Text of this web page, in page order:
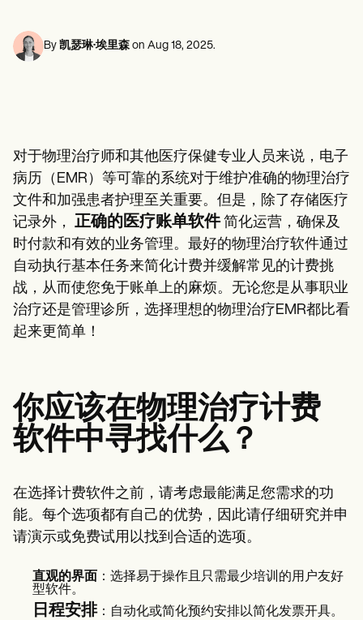
心理学家
护士
对比
应用程序指南
ICD 代码
Procedure Codes
超级账单模板
SOAP 笔记模板
治疗计划模板
Informed Consent Form
Social Work Treatment Plans
DAR Note Template
Patient Visit Summary Template
Webinars
Switch to Carepatron
Become a Partner
Pricing
Get started
By 凯瑟琳·埃里森 on Aug 18, 2025.
对于物理治疗师和其他医疗保健专业人员来说，电子
病历（EMR）等可靠的系统对于维护准确的物理治疗
文件和加强患者护理至关重要。但是，除了存储医疗
记录外， 正确的医疗账单软件简化运营，确保及
时付款和有效的业务管理。最好的物理治疗软件通过
自动执行基本任务来简化计费并缓解常见的计费挑
战，从而使您免于账单上的麻烦。无论您是从事职业
治疗还是管理诊所，选择理想的物理治疗EMR都比看
起来更简单！
你应该在物理治疗计费
软件中寻找什么？
在选择计费软件之前，请考虑最能满足您需求的功
能。每个选项都有自己的优势，因此请仔细研究并申
请演示或免费试用以找到合适的选项。
直观的界面 ：选择易于操作且只需最少培训的用户友好
型软件。
日程安排：自动化或简化预约安排以简化发票开具。